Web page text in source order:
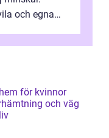
och egna
för kvinnor
och väg